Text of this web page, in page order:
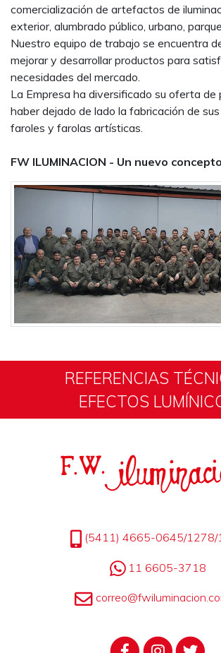
comercialización de artefactos de
exterior, alumbrado público, urbano,
Nuestro equipo de trabajo se encuentra
mejorar y desarrollar productos para
necesidades del mercado.
La Empresa ha diversificado su oferta de
haber dejado de lado la fabricación de
faroles y farolas artísticas.
FW ILUMINACION - Un nuevo
REFERENCIAS
EFECTOS
(5411) 4665-0645/1278/
11 6605-3718